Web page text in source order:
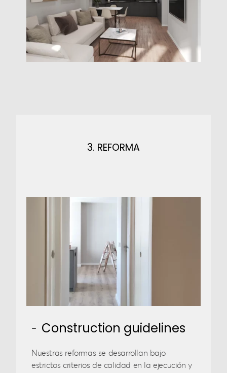
3. REFORMA
Construction guidelines
Nuestras reformas se desarrollan bajo
estrictos criterios de calidad en la ejecución y